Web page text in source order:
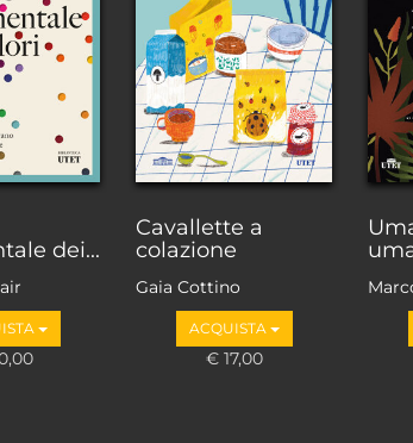
dei...
Cavallette a
colazione
Gaia Cottino
ACQUISTA
€ 17,00